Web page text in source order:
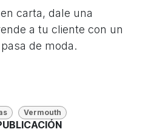
carta, dale una
a tu cliente con un
de moda.
Vermouth